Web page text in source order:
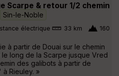
Scarpe & retour 1/2 chemin
Sin-le-Noble
électrique 33 km
160
à partir de Douai sur le chemin
le long de la Scarpe jusque Vred
des galibots à partir de
Rieuley. »